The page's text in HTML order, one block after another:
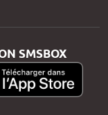
SMSBOX